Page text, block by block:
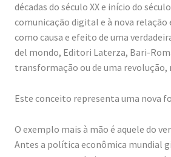
décadas do século XX e início do
comunicação digital e à nova
como causa e efeito de uma
del mondo, Editori Laterza, Bari-
transformação ou de uma
Este conceito representa uma nova
O exemplo mais à mão é aquele do
Antes a política econômica mundial